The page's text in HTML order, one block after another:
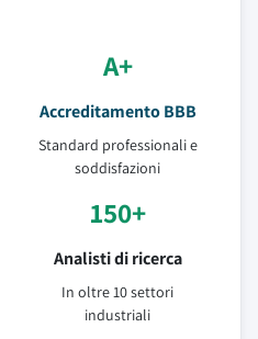
A+
Accreditamento BBB
Standard professionali e
soddisfazioni
150+
Analisti di ricerca
In oltre 10 settori
industriali